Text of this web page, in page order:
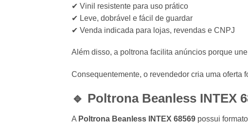
✔ Vinil resistente para uso prático
✔ Leve, dobrável e fácil de guardar
✔ Venda indicada para lojas, revendas e CNPJ
Além disso, a poltrona facilita anúncios porque
Consequentemente, o revendedor cria uma oferta
🔹 Poltrona Beanless INTEX
A Poltrona Beanless INTEX 68569 possui